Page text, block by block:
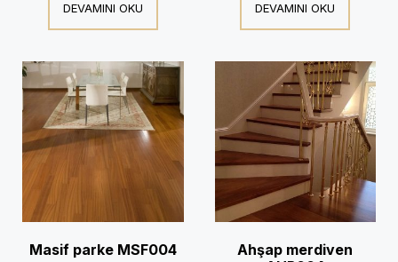
DEVAMINI OKU DEVAMINI OKU
Masif parke MSF004
Ahşap merdiven